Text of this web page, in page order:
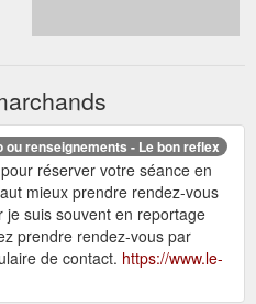
ou renseignements - Le bon reflex
réserver votre séance en
mieux prendre rendez-vous
suis souvent en reportage
prendre rendez-vous par
de contact. https://www.le-